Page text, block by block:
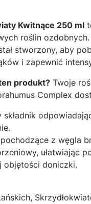
Kwitnące 250 ml
roślin
stworzony, aby
i zapewnić
produkt? Twoje
Complex
z węgla
ułatwiając
objętości doniczki.